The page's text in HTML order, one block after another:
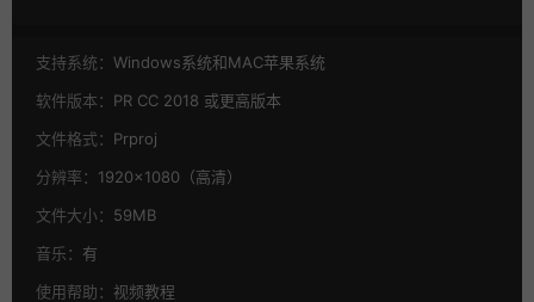
支持系统： Windows系统和MAC苹果系统
软件版本： PR CC 2018 或更高版本
文件格式： Prproj
分辨率： 1920×1080（高清）
文件大小： 59MB
音乐： 有
使用帮助： 视频教程